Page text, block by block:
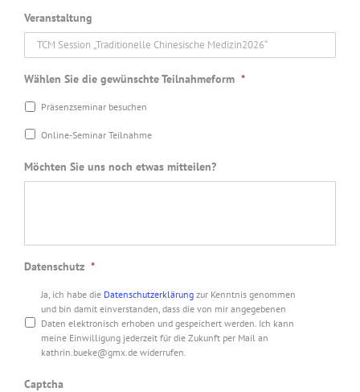
Veranstaltung
Wählen Sie die gewünschte Teilnahmeform *
Präsenzseminar besuchen
Online-Seminar Teilnahme
Möchten Sie uns noch etwas mitteilen?
Datenschutz *
Ja, ich habe die Datenschutzerklärung zur Kenntnis genommen
und bin damit einverstanden, dass die von mir angegebenen
Daten elektronisch erhoben und gespeichert werden. Ich kann
meine Einwilligung jederzeit für die Zukunft per Mail an
kathrin.bueke@gmx.de widerrufen.
Captcha